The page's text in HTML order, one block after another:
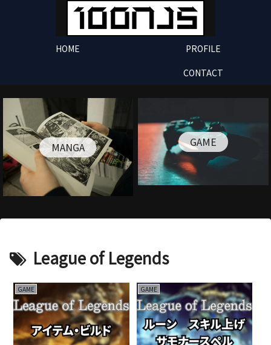
HOME
PROFILE
CONTACT
MANGA GAME
League of Legends
GAME GAME